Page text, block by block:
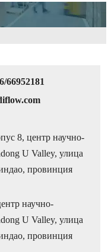
66952181
8, центр научно-
U Valley, улица
провинция
научно-
U Valley, улица
провинция